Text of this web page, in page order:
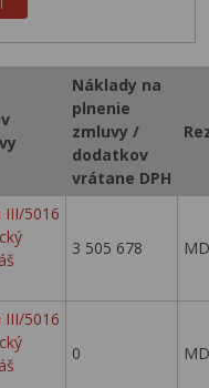
Náklady na
plnenie
zmluvy /
dodatkov
vrátane DPH
III/5016
3 505 678
III/5016
0